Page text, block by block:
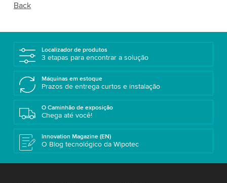
Back
Localizador de produtos
3 etapas para encontrar a solução
Máquinas em estoque
Prazos de entrega curtos e instalação
O Caminhão de exposição
Chega até você!
Innovation Magazine (EN)
O Blog tecnológico da Wipotec